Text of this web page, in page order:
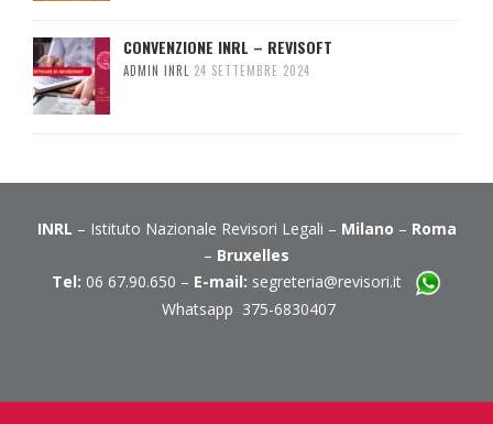
CONVENZIONE INRL – REVISOFT
ADMIN INRL 24 SETTEMBRE 2024
INRL – Istituto Nazionale Revisori Legali – Milano – Roma
– Bruxelles
Tel: 06 67.90.650 – E-mail: segreteria@revisori.it
Whatsapp 375-6830407